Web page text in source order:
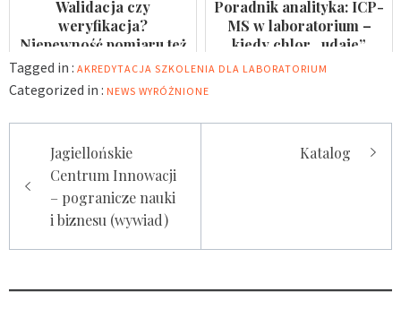
Walidacja czy
weryfikacja?
Niepewność pomiaru też
nie jest formalnością
Poradnik analityka: ICP-
MS w laboratorium –
kiedy chlor „udaje”
arsen?
Tagged in : AKREDYTACJA SZKOLENIA DLA LABORATORIUM
Categorized in : NEWS WYRÓŻNIONE
wpisu
Jagiellońskie
Centrum Innowacji
– pogranicze nauki
i biznesu (wywiad)
Katalog